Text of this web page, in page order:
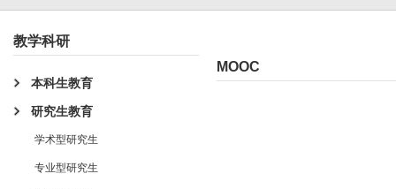
教学科研
本科生教育
研究生教育
学术型研究生
专业型研究生
MOOC